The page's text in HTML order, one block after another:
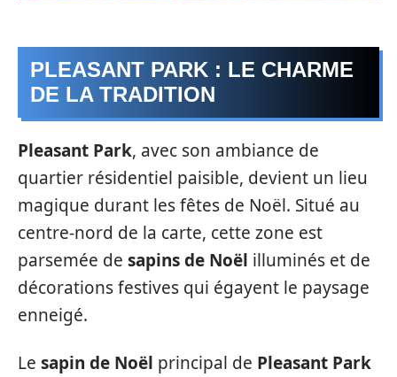
PLEASANT PARK : LE CHARME
DE LA TRADITION
Pleasant Park, avec son ambiance de
quartier résidentiel paisible, devient un lieu
magique durant les fêtes de Noël. Situé au
centre-nord de la carte, cette zone est
parsemée de sapins de Noël illuminés et de
décorations festives qui égayent le paysage
enneigé.
Le sapin de Noël principal de Pleasant Park